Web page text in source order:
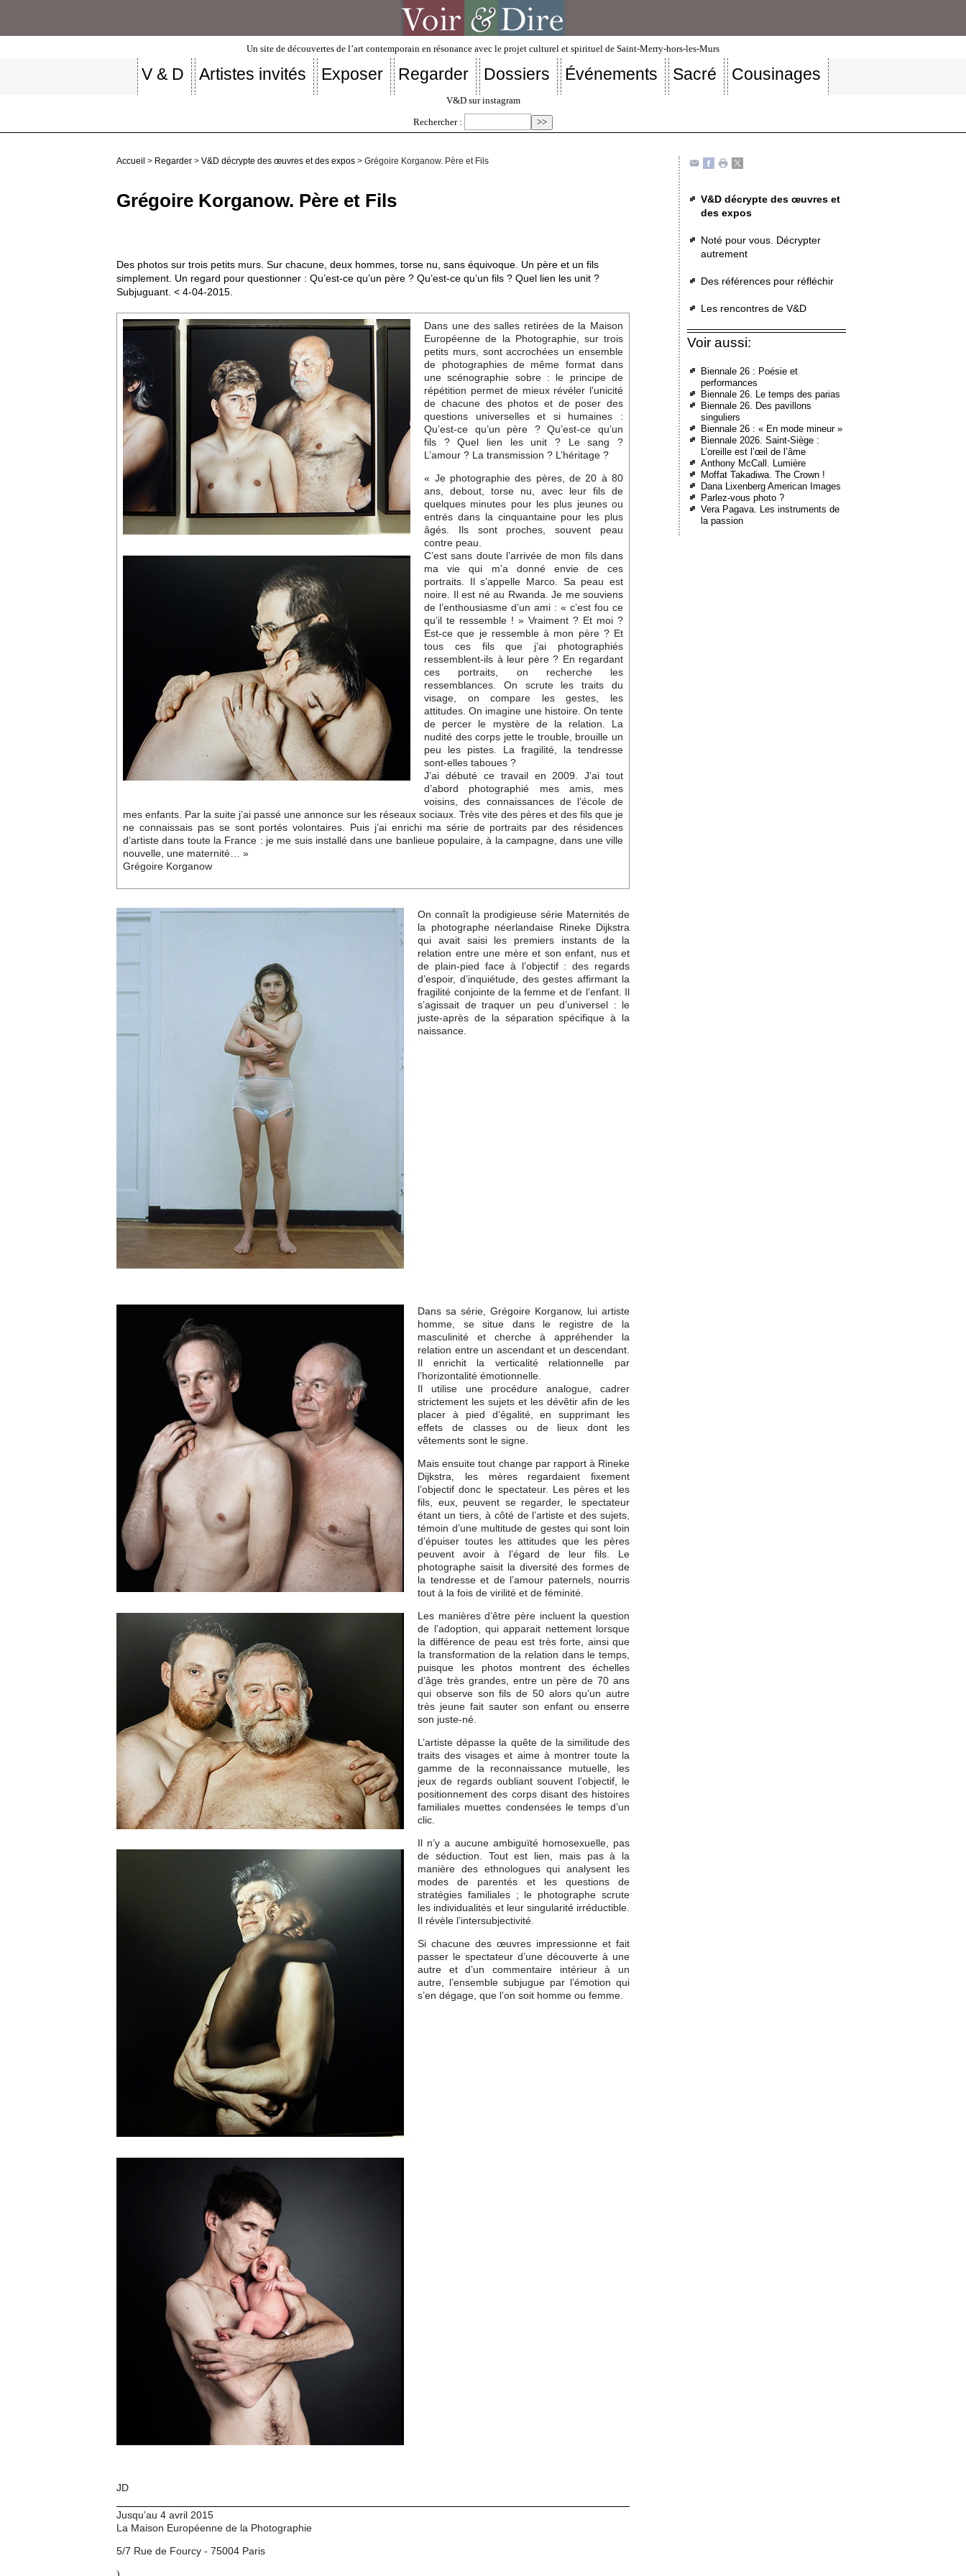
Un site de découvertes de l’art contemporain en résonance avec le projet culturel et spirituel de Saint-Merry-hors-les-Murs
V & D Artistes invités Exposer Regarder Dossiers Événements Sacré Cousinages
V&D sur instagram
Rechercher :
Accueil > Regarder > V&D décrypte des œuvres et des expos > Grégoire Korganow. Père et Fils
Grégoire Korganow. Père et Fils
Des photos sur trois petits murs. Sur chacune, deux hommes, torse nu, sans équivoque. Un père et un fils
simplement. Un regard pour questionner : Qu’est-ce qu’un père ? Qu’est-ce qu’un fils ? Quel lien les unit ?
Subjuguant. < 4-04-2015.
Dans une des salles retirées de la Maison
Européenne de la Photographie, sur trois
petits murs, sont accrochées un ensemble
de photographies de même format dans
une scénographie sobre : le principe de
répétition permet de mieux révéler l’unicité
de chacune des photos et de poser des
questions universelles et si humaines :
Qu’est-ce qu’un père ? Qu’est-ce qu’un
fils ? Quel lien les unit ? Le sang ?
L’amour ? La transmission ? L’héritage ?
« Je photographie des pères, de 20 à 80
ans, debout, torse nu, avec leur fils de
quelques minutes pour les plus jeunes ou
entrés dans la cinquantaine pour les plus
âgés. Ils sont proches, souvent peau
contre peau.
C’est sans doute l’arrivée de mon fils dans
ma vie qui m’a donné envie de ces
portraits. Il s’appelle Marco. Sa peau est
noire. Il est né au Rwanda. Je me souviens
de l’enthousiasme d’un ami : « c’est fou ce
qu’il te ressemble ! » Vraiment ? Et moi ?
Est-ce que je ressemble à mon père ? Et
tous ces fils que j’ai photographiés
ressemblent-ils à leur père ? En regardant
ces portraits, on recherche les
ressemblances. On scrute les traits du
visage, on compare les gestes, les
attitudes. On imagine une histoire. On tente
de percer le mystère de la relation. La
nudité des corps jette le trouble, brouille un
peu les pistes. La fragilité, la tendresse
sont-elles taboues ?
J’ai débuté ce travail en 2009. J’ai tout
d’abord photographié mes amis, mes
voisins, des connaissances de l’école de
mes enfants. Par la suite j’ai passé une annonce sur les réseaux sociaux. Très vite des pères et des fils que je
ne connaissais pas se sont portés volontaires. Puis j’ai enrichi ma série de portraits par des résidences
d’artiste dans toute la France : je me suis installé dans une banlieue populaire, à la campagne, dans une ville
nouvelle, une maternité… »
Grégoire Korganow
On connaît la prodigieuse série Maternités de
la photographe néerlandaise Rineke Dijkstra
qui avait saisi les premiers instants de la
relation entre une mère et son enfant, nus et
de plain-pied face à l’objectif : des regards
d’espoir, d’inquiétude, des gestes affirmant la
fragilité conjointe de la femme et de l’enfant. Il
s’agissait de traquer un peu d’universel : le
juste-après de la séparation spécifique à la
naissance.
Dans sa série, Grégoire Korganow, lui artiste
homme, se situe dans le registre de la
masculinité et cherche à appréhender la
relation entre un ascendant et un descendant.
Il enrichit la verticalité relationnelle par
l’horizontalité émotionnelle.
Il utilise une procédure analogue, cadrer
strictement les sujets et les dévêtir afin de les
placer à pied d’égalité, en supprimant les
effets de classes ou de lieux dont les
vêtements sont le signe.
Mais ensuite tout change par rapport à Rineke
Dijkstra, les mères regardaient fixement
l’objectif donc le spectateur. Les pères et les
fils, eux, peuvent se regarder, le spectateur
étant un tiers, à côté de l’artiste et des sujets,
témoin d’une multitude de gestes qui sont loin
d’épuiser toutes les attitudes que les pères
peuvent avoir à l’égard de leur fils. Le
photographe saisit la diversité des formes de
la tendresse et de l’amour paternels, nourris
tout à la fois de virilité et de féminité.
Les manières d’être père incluent la question
de l’adoption, qui apparait nettement lorsque
la différence de peau est très forte, ainsi que
la transformation de la relation dans le temps,
puisque les photos montrent des échelles
d’âge très grandes, entre un père de 70 ans
qui observe son fils de 50 alors qu’un autre
très jeune fait sauter son enfant ou enserre
son juste-né.
L’artiste dépasse la quête de la similitude des
traits des visages et aime à montrer toute la
gamme de la reconnaissance mutuelle, les
jeux de regards oubliant souvent l’objectif, le
positionnement des corps disant des histoires
familiales muettes condensées le temps d’un
clic.
Il n’y a aucune ambiguïté homosexuelle, pas
de séduction. Tout est lien, mais pas à la
manière des ethnologues qui analysent les
modes de parentés et les questions de
stratégies familiales ; le photographe scrute
les individualités et leur singularité irréductible.
Il révèle l’intersubjectivité.
Si chacune des œuvres impressionne et fait
passer le spectateur d’une découverte à une
autre et d’un commentaire intérieur à un
autre, l’ensemble subjugue par l’émotion qui
s’en dégage, que l’on soit homme ou femme.
JD
Jusqu’au 4 avril 2015
La Maison Européenne de la Photographie
5/7 Rue de Fourcy - 75004 Paris
)
V&D décrypte des œuvres et
des expos
Noté pour vous. Décrypter
autrement
Des références pour réfléchir
Les rencontres de V&D
Voir aussi:
Biennale 26 : Poésie et
performances
Biennale 26. Le temps des parias
Biennale 26. Des pavillons
singuliers
Biennale 26 : « En mode mineur »
Biennale 2026. Saint-Siège :
L’oreille est l’œil de l’âme
Anthony McCall. Lumière
Moffat Takadiwa. The Crown !
Dana Lixenberg American Images
Parlez-vous photo ?
Vera Pagava. Les instruments de
la passion